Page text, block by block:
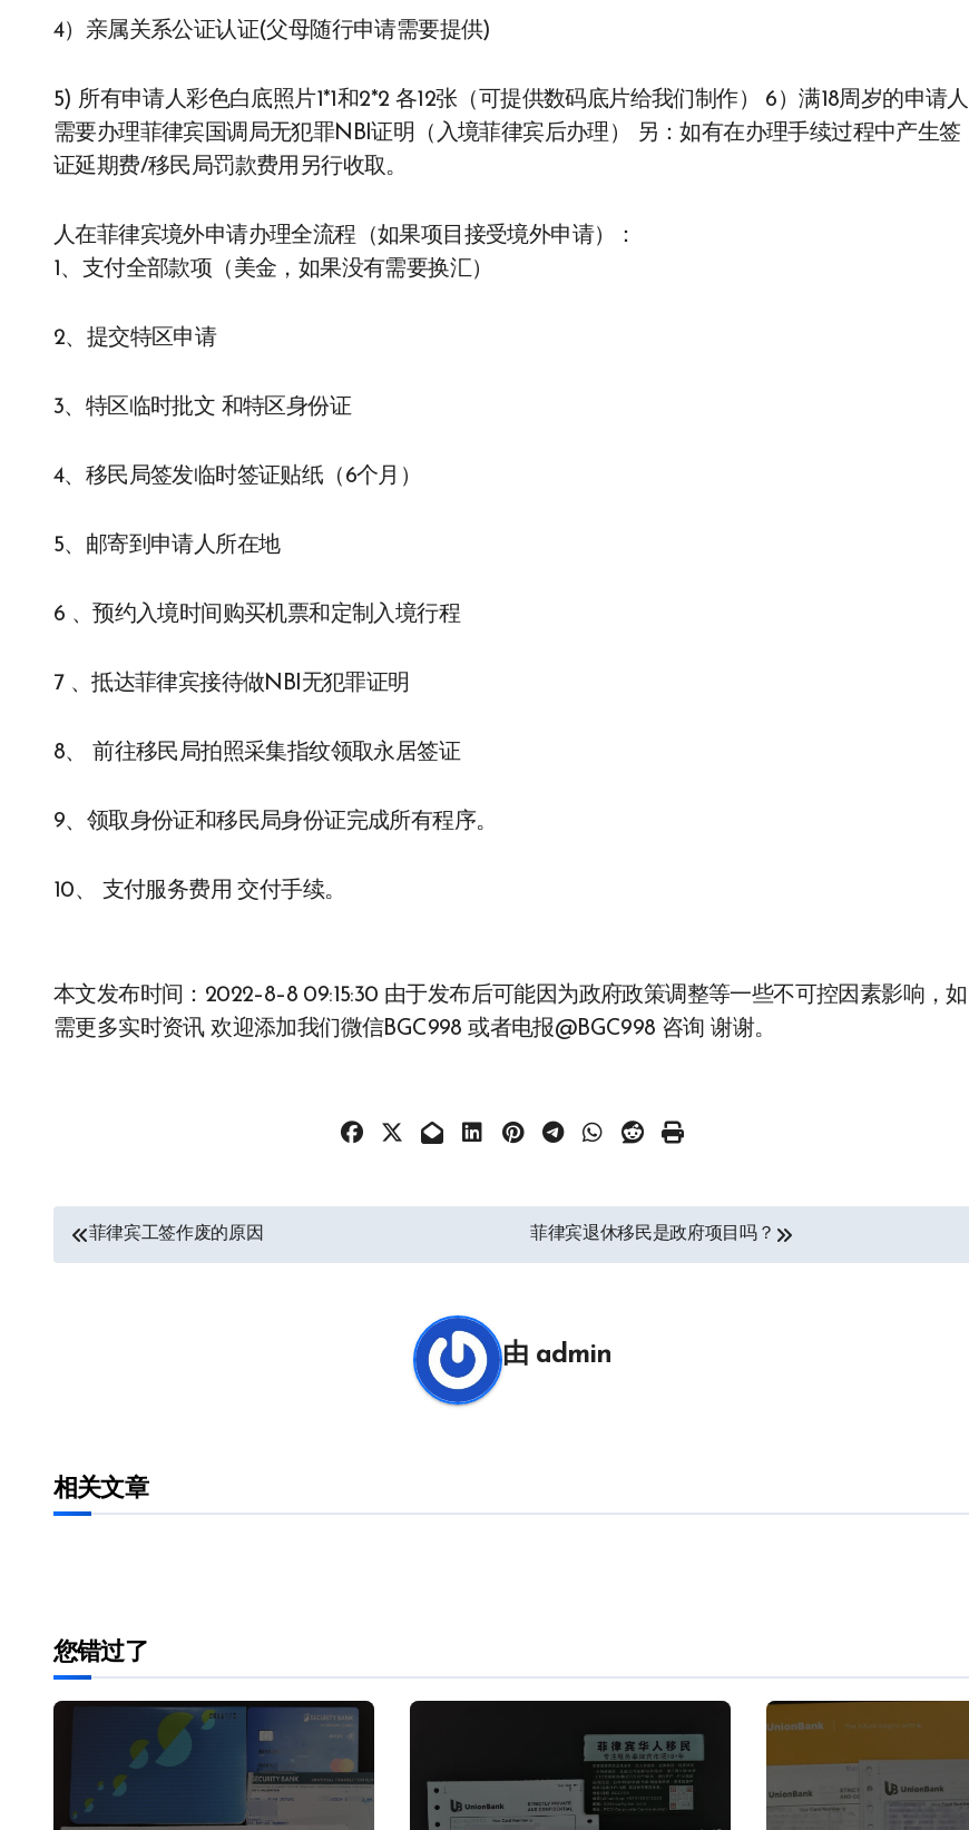
4）亲属关系公证认证(父母随行申请需要提供)
5) 所有申请人彩色白底照片1*1和2*2 各12张（可提供数码底片给我们制作） 6）满18周岁的申请人
需要办理菲律宾国调局无犯罪NBI证明（入境菲律宾后办理） 另：如有在办理手续过程中产生签
证延期费/移民局罚款费用另行收取。
人在菲律宾境外申请办理全流程（如果项目接受境外申请）：
1、支付全部款项（美金，如果没有需要换汇）
2、提交特区申请
3、特区临时批文 和特区身份证
4、移民局签发临时签证贴纸（6个月）
5、邮寄到申请人所在地
6 、预约入境时间购买机票和定制入境行程
7 、抵达菲律宾接待做NBI无犯罪证明
8、 前往移民局拍照采集指纹领取永居签证
9、领取身份证和移民局身份证完成所有程序。
10、 支付服务费用 交付手续。
本文发布时间：2022–8–8 09:15:30 由于发布后可能因为政府政策调整等一些不可控因素影响，如
需更多实时资讯 欢迎添加我们微信BGC998 或者电报@BGC998 咨询 谢谢。
文菲律宾工签作废的原因 菲律宾退休移民是政府项目吗？
由 admin
相关文章
您错过了